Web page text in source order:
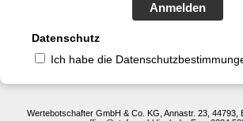
Anmelden
Datenschutz
Ich habe die
Wertebotschafter GmbH & Co. KG, Annastr. 23, 44793,